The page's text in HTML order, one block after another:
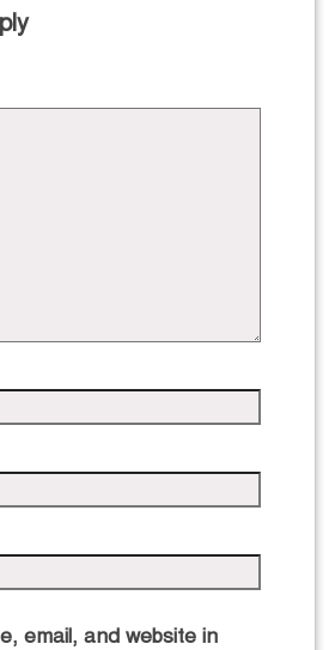
email, and website in